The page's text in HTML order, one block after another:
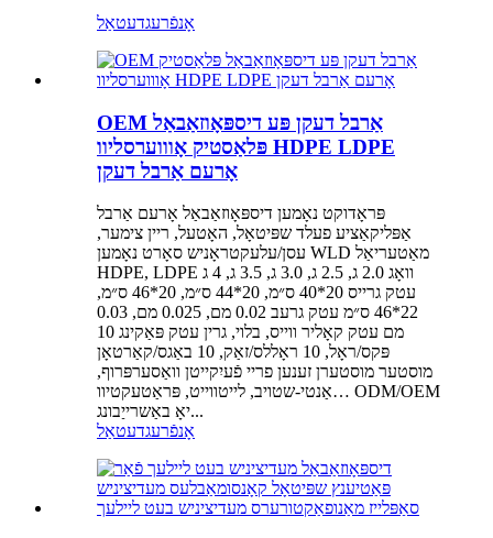
אָנפֿרעגדעטאַל
OEM אַרבל דעקן פּע דיספּאָוזאַבאַל
פּלאַסטיק אָוווערסליוו HDPE LDPE
אָרעם אַרבל דעקן
פּראָדוקט נאָמען דיספּאָוזאַבאַל אָרעם אַרבל
אַפּליקאַציע פעלד שפּיטאָל, האָטעל, ריין צימער,
עסן/עלעקטראָניש סאָרט נאָמען WLD מאַטעריאַל
HDPE, LDPE וואָג 2.0 ג, 2.5 ג, 3.0 ג, 3.5 ג, 4 ג
עטק גרייס 20*40 ס״מ, 20*44 ס״מ, 20*46 ס״מ,
22*46 ס״מ עטק גרעב 0.02 מם, 0.025 מם, 0.03
מם עטק קאָליר ווייס, בלוי, גרין עטק פּאַקינג 10
פּקס/ראָל, 10 ראָללס/זאַק, 10 באַגס/קאַרטאָן
מוסטער מוסטערן זענען פריי פֿעיִקייטן וואַסערפּרוף,
אַנטי-שטויב, לייטווייט, פּראַטעקטיוו… ODM/OEM
יאָ באַשרייַבונג...
אָנפֿרעגדעטאַל